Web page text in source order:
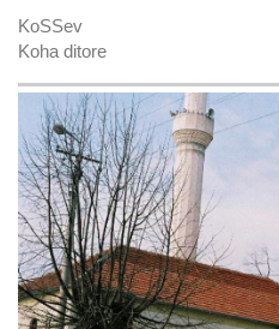
KoSSev
Koha ditore